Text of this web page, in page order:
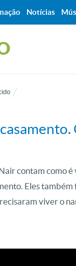
contam como
Eles
viver o
Notícias